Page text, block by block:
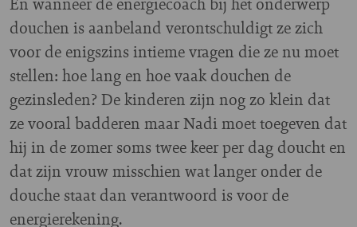
douchen is aanbeland verontschuldigt ze zich
voor de enigszins intieme vragen die ze nu moet
stellen: hoe lang en hoe vaak douchen de
gezinsleden? De kinderen zijn nog zo klein dat
ze vooral badderen maar Nadi moet toegeven dat
hij in de zomer soms twee keer per dag doucht en
dat zijn vrouw misschien wat langer onder de
douche staat dan verantwoord is voor de
energierekening.